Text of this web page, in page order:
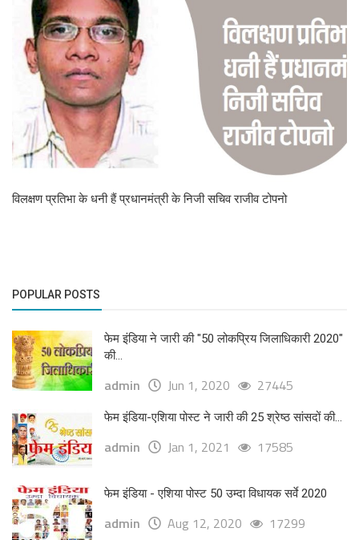
विलक्षण प्रतिभा के धनी हैं प्रधानमंत्री के निजी सचिव राजीव टोपनो
POPULAR POSTS
फेम इंडिया ने जारी की "50 लोकप्रिय जिलाधिकारी 2020"
की...
admin Jun 1, 2020 27445
फेम इंडिया-एशिया पोस्ट ने जारी की 25 श्रेष्ठ सांसदों की...
admin Jan 1, 2021 17585
फेम इंडिया - एशिया पोस्ट 50 उम्दा विधायक सर्वे 2020
admin Aug 12, 2020 17299